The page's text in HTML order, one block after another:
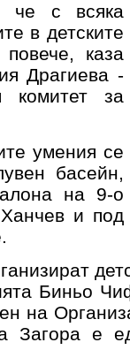
че с всяка
в детските
каза
Драгиева -
комитет за
умения се
басейн,
на 9-о
и под
Биньо
на
Загора е